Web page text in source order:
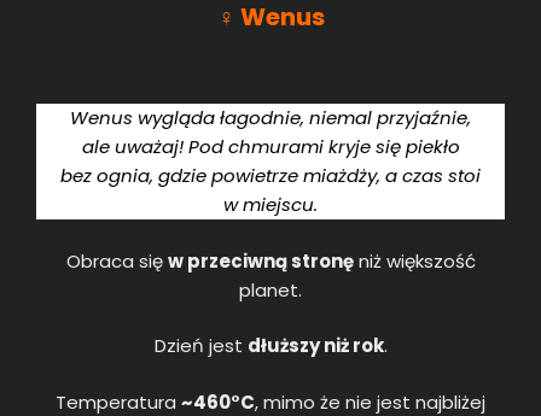
♀ Wenus
Wenus wygląda łagodnie, niemal przyjaźnie,
ale uważaj! Pod chmurami kryje się piekło
bez ognia, gdzie powietrze miażdży, a czas stoi
w miejscu.
Obraca sięw przeciwną stronęniż większość
planet.
Dzień jest dłuższy niż rok.
Temperatura ~460°C, mimo że nie jest najbliżej